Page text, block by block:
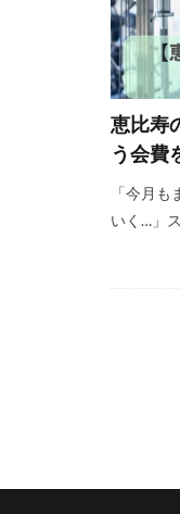
恵比寿
う会費
「今月
いく…」